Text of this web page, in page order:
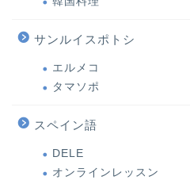
サンルイスポトシ
エルメコ
タマソポ
スペイン語
DELE
オンラインレッスン